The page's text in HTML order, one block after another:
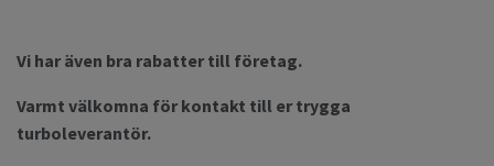
Vi har även bra rabatter till företag.
Varmt välkomna för kontakt till er trygga
turboleverantör.